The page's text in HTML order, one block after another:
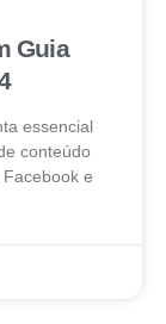
Guia
essencial
conteúdo
e